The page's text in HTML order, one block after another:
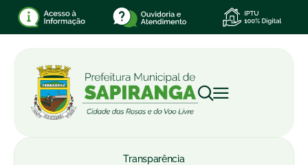
Transparência